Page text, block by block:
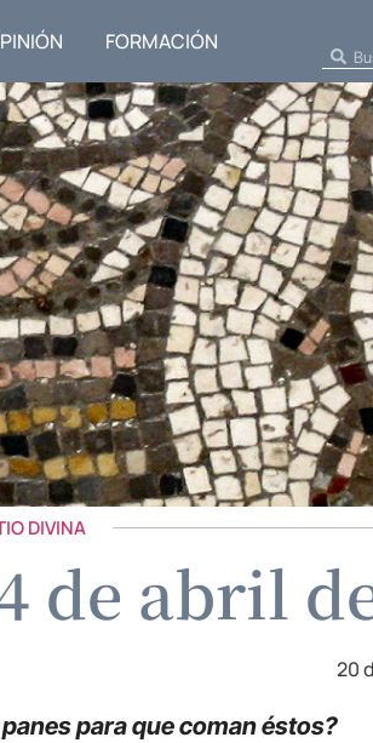
FORMACIÓN
DIVINA
de abril
20
para que coman éstos?